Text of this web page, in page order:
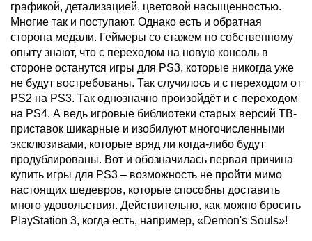
графикой, детализацией, цветовой насыщенностью.
Многие так и поступают. Однако есть и обратная
сторона медали. Геймеры со стажем по собственному
опыту знают, что с переходом на новую консоль в
стороне останутся игры для PS3, которые никогда уже
не будут востребованы. Так случилось и с переходом от
PS2 на PS3. Так однозначно произойдёт и с переходом
на PS4. А ведь игровые библиотеки старых версий ТВ-
приставок шикарные и изобилуют многочисленными
эксклюзивами, которые вряд ли когда-либо будут
продублированы. Вот и обозначилась первая причина
купить игры для PS3 – возможность не пройти мимо
настоящих шедевров, которые способны доставить
много удовольствия. Действительно, как можно бросить
PlayStation 3, когда есть, например, «Demon's Souls»!